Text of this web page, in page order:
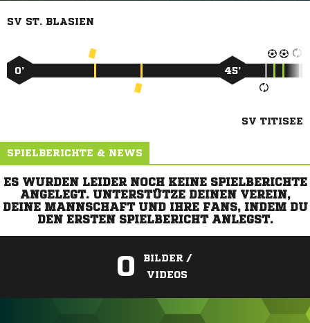
SV ST. BLASIEN
0’ 45’
SV TITISEE
SPIELBERICHTE & NEWS
ES WURDEN LEIDER NOCH KEINE SPIELBERICHTE
ANGELEGT. UNTERSTÜTZE DEINEN VEREIN,
DEINE MANNSCHAFT UND IHRE FANS, INDEM DU
DEN ERSTEN SPIELBERICHT ANLEGST.
0
BILDER /
VIDEOS